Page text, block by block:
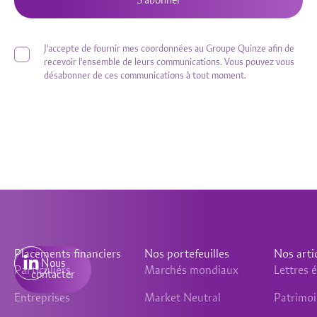
J'accepte de fournir mes coordonnées au Groupe Quinze afin de
recevoir l'ensemble de leurs communications. Vous pouvez vous
désabonner de ces communications à tout moment.
Nous
contacter
Placements financiers
Particuliers
Entreprises
Nos portefeuilles
Marchés mondiaux
Market Neutral
Nos
Lettres